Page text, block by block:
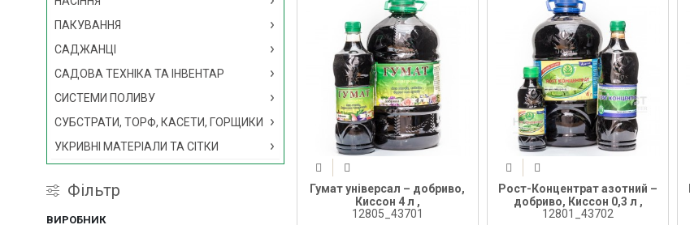
ПАКУВАННЯ
САДЖАНЦІ
САДОВА ТЕХНІКА ТА ІНВЕНТАР
СИСТЕМИ ПОЛИВУ
СУБСТРАТИ, ТОРФ, КАСЕТИ, ГОРЩИКИ
УКРИВНІ МАТЕРІАЛИ ТА СІТКИ
Фільтр
ВИРОБНИК
Гумат універсал – добриво,
Киссон 4 л ,
12805_43701
Рост-Концентрат азотний –
добриво, Киссон 0,3 л ,
12801_43702